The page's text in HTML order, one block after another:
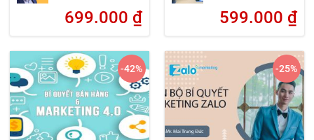
699.000 ₫ 599.000 ₫
-42% -25%